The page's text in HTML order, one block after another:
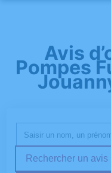
ORGANISER DES
PRÉVOIR SES
NOTRE AGENCE
NOTRE CHAMBRE
ESPACES HOMMAGES
Avis
Pompes
Rechercher un avis